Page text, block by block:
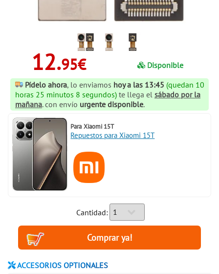
12.95€
Disponible
Pídelo ahora, lo enviamos hoy a las 13:45 (quedan 10
horas 25 minutos 8 segundos) te llega el sábado por la
mañana. con envío urgente disponible.
Para Xiaomi 15T
Repuestos para Xiaomi 15T
Cantidad:
ACCESORIOS OPTIONALES